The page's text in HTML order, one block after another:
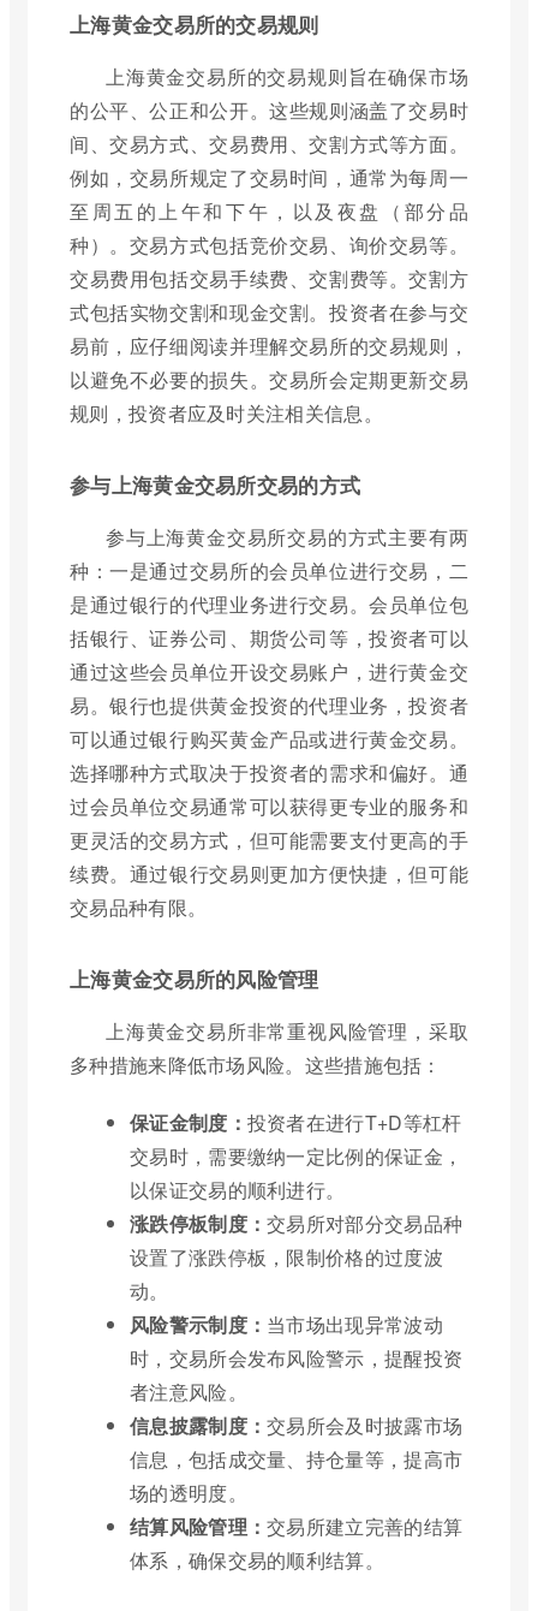
上海黄金交易所的交易规则
上海黄金交易所的交易规则旨在确保市场
的公平、公正和公开。这些规则涵盖了交易时
间、交易方式、交易费用、交割方式等方面。
例如，交易所规定了交易时间，通常为每周一
至周五的上午和下午，以及夜盘（部分品
种）。交易方式包括竞价交易、询价交易等。
交易费用包括交易手续费、交割费等。交割方
式包括实物交割和现金交割。投资者在参与交
易前，应仔细阅读并理解交易所的交易规则，
以避免不必要的损失。交易所会定期更新交易
规则，投资者应及时关注相关信息。
参与上海黄金交易所交易的方式
参与上海黄金交易所交易的方式主要有两
种：一是通过交易所的会员单位进行交易，二
是通过银行的代理业务进行交易。会员单位包
括银行、证券公司、期货公司等，投资者可以
通过这些会员单位开设交易账户，进行黄金交
易。银行也提供黄金投资的代理业务，投资者
可以通过银行购买黄金产品或进行黄金交易。
选择哪种方式取决于投资者的需求和偏好。通
过会员单位交易通常可以获得更专业的服务和
更灵活的交易方式，但可能需要支付更高的手
续费。通过银行交易则更加方便快捷，但可能
交易品种有限。
上海黄金交易所的风险管理
上海黄金交易所非常重视风险管理，采取
多种措施来降低市场风险。这些措施包括：
保证金制度： 投资者在进行T+D等杠杆
交易时，需要缴纳一定比例的保证金，
以保证交易的顺利进行。
涨跌停板制度：交易所对部分交易品种
设置了涨跌停板，限制价格的过度波
动。
风险警示制度： 当市场出现异常波动
时，交易所会发布风险警示，提醒投资
者注意风险。
信息披露制度：交易所会及时披露市场
信息，包括成交量、持仓量等，提高市
场的透明度。
结算风险管理：交易所建立完善的结算
体系，确保交易的顺利结算。